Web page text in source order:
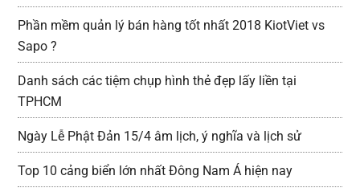
Phần mềm quản lý bán hàng tốt nhất 2018 KiotViet vs
Sapo ?
Danh sách các tiệm chụp hình thẻ đẹp lấy liền tại
TPHCM
Ngày Lễ Phật Đản 15/4 âm lịch, ý nghĩa và lịch sử
Top 10 cảng biển lớn nhất Đông Nam Á hiện nay